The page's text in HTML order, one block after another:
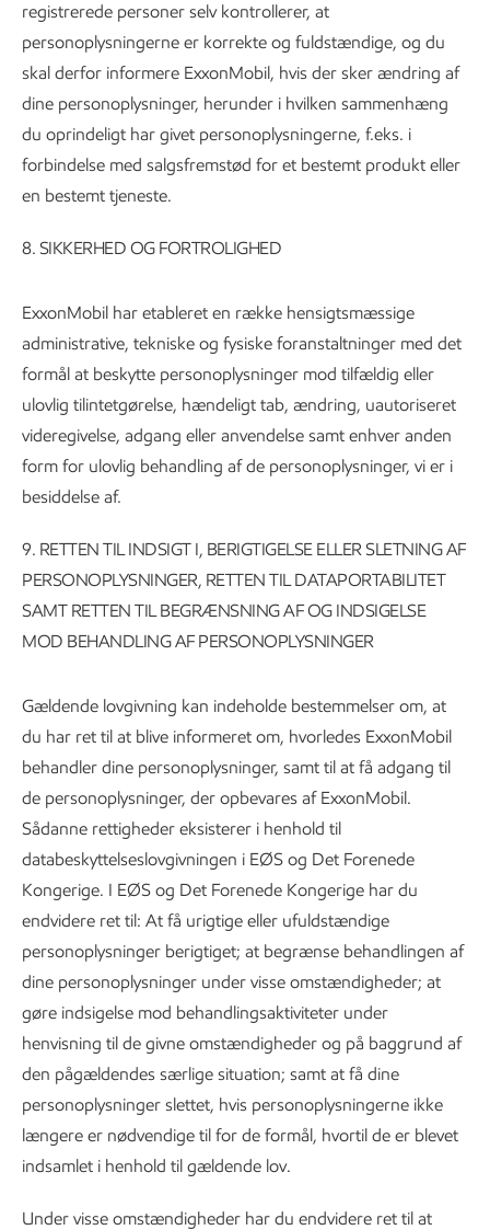
registrerede personer selv kontrollerer, at
personoplysningerne er korrekte og fuldstændige, og du
skal derfor informere ExxonMobil, hvis der sker ændring af
dine personoplysninger, herunder i hvilken sammenhæng
du oprindeligt har givet personoplysningerne, f.eks. i
forbindelse med salgsfremstød for et bestemt produkt eller
en bestemt tjeneste.
8. SIKKERHED OG FORTROLIGHED
ExxonMobil har etableret en række hensigtsmæssige
administrative, tekniske og fysiske foranstaltninger med det
formål at beskytte personoplysninger mod tilfældig eller
ulovlig tilintetgørelse, hændeligt tab, ændring, uautoriseret
videregivelse, adgang eller anvendelse samt enhver anden
form for ulovlig behandling af de personoplysninger, vi er i
besiddelse af.
9. RETTEN TIL INDSIGT I, BERIGTIGELSE ELLER SLETNING AF
PERSONOPLYSNINGER, RETTEN TIL DATAPORTABILITET
SAMT RETTEN TIL BEGRÆNSNING AF OG INDSIGELSE
MOD BEHANDLING AF PERSONOPLYSNINGER
Gældende lovgivning kan indeholde bestemmelser om, at
du har ret til at blive informeret om, hvorledes ExxonMobil
behandler dine personoplysninger, samt til at få adgang til
de personoplysninger, der opbevares af ExxonMobil.
Sådanne rettigheder eksisterer i henhold til
databeskyttelseslovgivningen i EØS og Det Forenede
Kongerige. I EØS og Det Forenede Kongerige har du
endvidere ret til: At få urigtige eller ufuldstændige
personoplysninger berigtiget; at begrænse behandlingen af
dine personoplysninger under visse omstændigheder; at
gøre indsigelse mod behandlingsaktiviteter under
henvisning til de givne omstændigheder og på baggrund af
den pågældendes særlige situation; samt at få dine
personoplysninger slettet, hvis personoplysningerne ikke
længere er nødvendige til for de formål, hvortil de er blevet
indsamlet i henhold til gældende lov.
Under visse omstændigheder har du endvidere ret til at